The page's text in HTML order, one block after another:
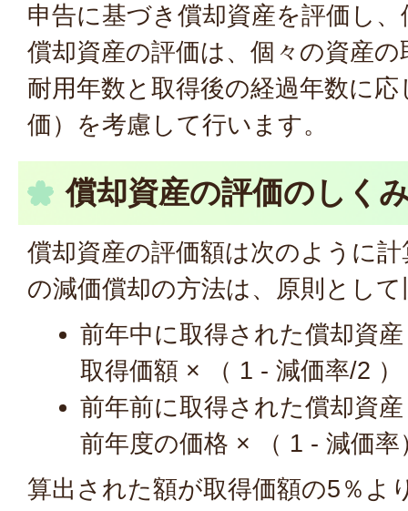
申告に基づき償却資産を評価し
償却資産の評価は、個々の資産
耐用年数と取得後の経過年数に
価）を考慮して行います。
償却資産の評価のしく
償却資産の評価額は次のように
の減価償却の方法は、原則とし
前年中に取得された償却資
取得価額 × （ 1 - 減価率/2 ）
前年前に取得された償却資
前年度の価格 × （ 1 - 減価率
算出された額が取得価額の5％よ